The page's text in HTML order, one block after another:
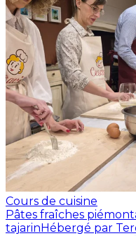
Cours de cuisine
Pâtes fraîches
tajarin Hébergé par